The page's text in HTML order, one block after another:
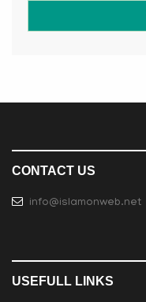
CONTACT US
info@islamonweb.net
USEFULL LINKS